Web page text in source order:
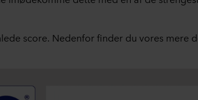
score. Nedenfor finder du vores mere